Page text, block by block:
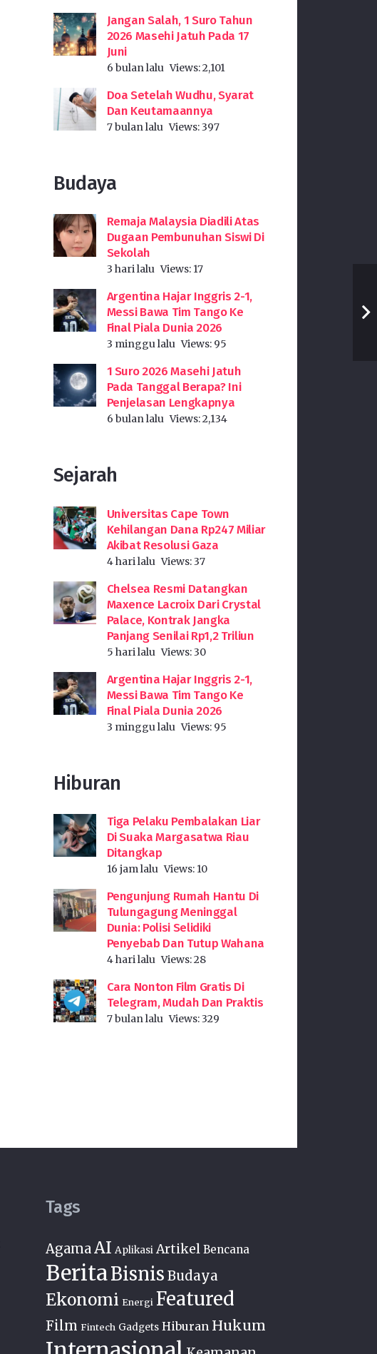
Jangan Salah, 1 Suro Tahun
2026 Masehi Jatuh Pada 17
Juni
6 bulan lalu Views:2,101
Doa Setelah Wudhu, Syarat
Dan Keutamaannya
7 bulan lalu Views:397
Budaya
Remaja Malaysia Diadili Atas
Dugaan Pembunuhan Siswi Di
Sekolah
3 hari lalu Views: 17
Argentina Hajar Inggris 2-1,
Messi Bawa Tim Tango Ke
Final Piala Dunia 2026
3 minggu lalu Views: 95
1 Suro 2026 Masehi Jatuh
Pada Tanggal Berapa? Ini
Penjelasan Lengkapnya
6 bulan lalu Views:2,134
Sejarah
Universitas Cape Town
Kehilangan Dana Rp247 Miliar
Akibat Resolusi Gaza
4 hari lalu Views:37
Chelsea Resmi Datangkan
Maxence Lacroix Dari Crystal
Palace, Kontrak Jangka
Panjang Senilai Rp1,2 Triliun
5 hari lalu Views:30
Argentina Hajar Inggris 2-1,
Messi Bawa Tim Tango Ke
Final Piala Dunia 2026
3 minggu lalu Views: 95
Hiburan
Tiga Pelaku Pembalakan Liar
Di Suaka Margasatwa Riau
Ditangkap
16 jam lalu Views: 10
Pengunjung Rumah Hantu Di
Tulungagung Meninggal
Dunia: Polisi Selidiki
Penyebab Dan Tutup Wahana
4 hari lalu Views:28
Cara Nonton Film Gratis Di
Telegram, Mudah Dan Praktis
7 bulan lalu Views:329
Tags
AgamaAI Aplikasi Artikel Bencana
BeritaBisnis Budaya
Ekonomi Energi Featured
Film Fintech Gadgets Hiburan Hukum